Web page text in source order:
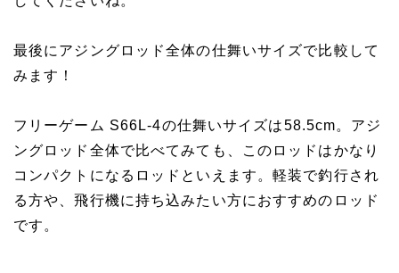
最後にアジングロッド全体の仕舞いサイズで比較して
みます！
フリーゲーム S66L-4の仕舞いサイズは58.5cm。アジ
ングロッド全体で比べてみても、このロッドはかなり
コンパクトになるロッドといえます。軽装で釣行され
る方や、飛行機に持ち込みたい方におすすめのロッド
です。